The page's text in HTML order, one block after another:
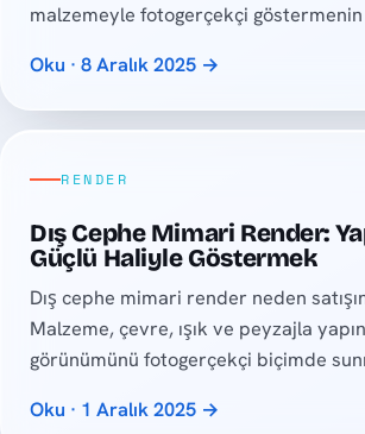
malzemeyle fotogerçekçi
Oku · 8 Aralık 2025 →
RENDER
Dış Cephe Mimari Render:
Güçlü Haliyle Göstermek
Dış cephe mimari render neden
Malzeme, çevre, ışık ve peyzajla
görünümünü fotogerçekçi biçimde
Oku · 1 Aralık 2025 →